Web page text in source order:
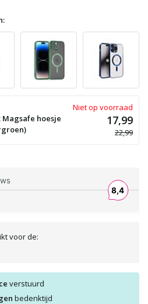
Magsafe hoesje
Niet op voorraad
17,99
22,99
voor de:
verstuurd
bedenktijd